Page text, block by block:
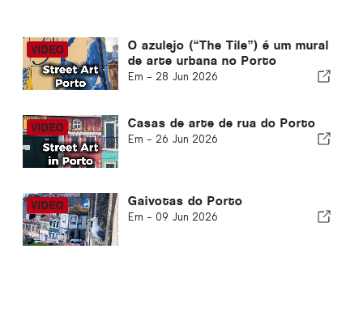
O azulejo (“The Tile”) é um mural
de arte urbana no Porto
Em - 28 Jun 2026
Casas de arte de rua do Porto
Em - 26 Jun 2026
Gaivotas do Porto
Em - 09 Jun 2026